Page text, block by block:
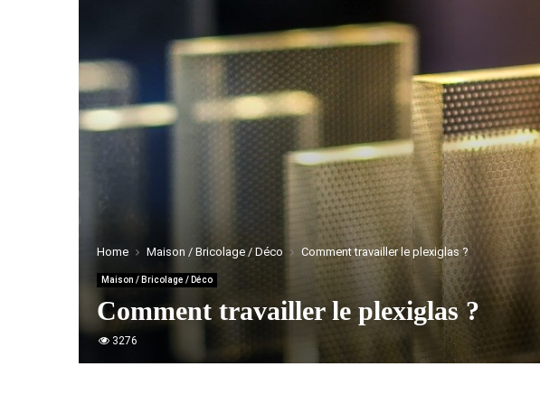
Home Maison / Bricolage / Déco Comment travailler le plexiglas ?
Maison / Bricolage / Déco
Comment travailler le plexiglas ?
3276